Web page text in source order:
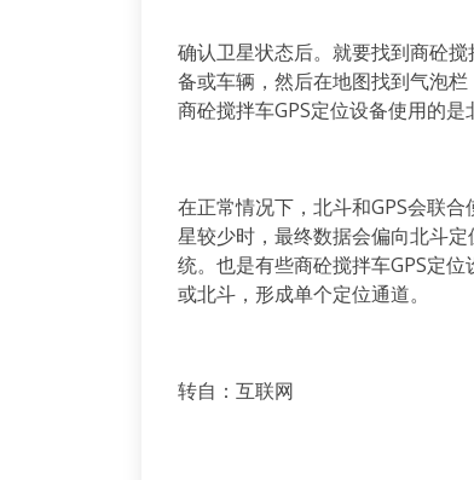
确认卫星状态后。就要找到商砼
备或车辆，然后在地图找到气泡
商砼搅拌车GPS定位设备使用的是
在正常情况下，北斗和GPS会联
星较少时，最终数据会偏向北斗
统。也是有些商砼搅拌车GPS定
或北斗，形成单个定位通道。
转自：互联网